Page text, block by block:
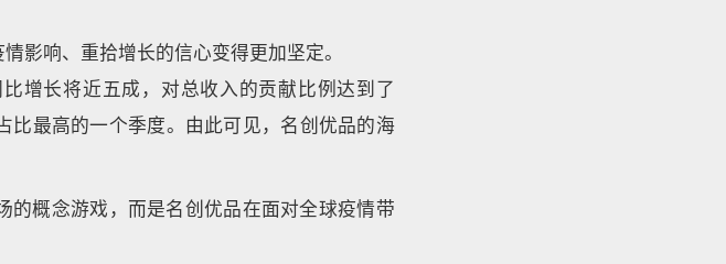
影响、重拾增长的信心变得更加坚定。
增长将近五成，对总收入的贡献比例达到了
比最高的一个季度。由此可见，名创优品的海
概念游戏，而是名创优品在面对全球疫情带